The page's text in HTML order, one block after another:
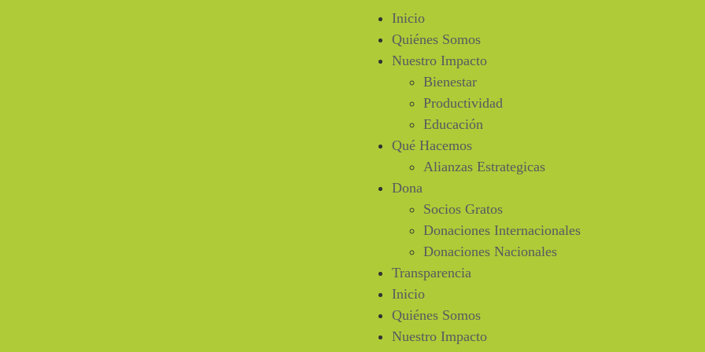
Inicio
Quiénes Somos
Nuestro Impacto
Bienestar
Productividad
Educación
Qué Hacemos
Alianzas Estrategicas
Dona
Socios Gratos
Donaciones Internacionales
Donaciones Nacionales
Transparencia
Inicio
Quiénes Somos
Nuestro Impacto